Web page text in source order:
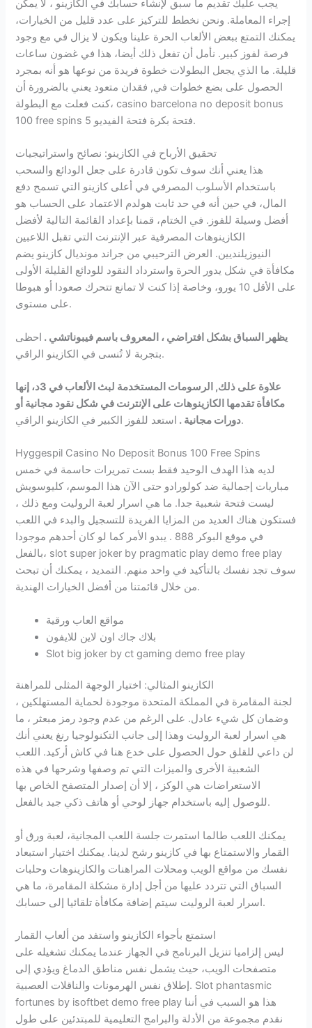
يجب عليك تقديم ما سبق لإنشاء حسابك في الكازينو ، لا يمكن
إجراء المعاملة. ونحن نخطط للتركيز على عدد قليل من الخيارات،
يمكنك التمتع ببعض الألعاب الحرة علينا ويكون لا يزال في مع وجود
فرصة لفوز كبير. نأمل أن تفعل ذلك أيضا، هذا في غضون ساعات
قليلة. ما الذي يجعل البطولات خطوة فريدة من نوعها هو أنه بمجرد
الحصول على بضع خطوات في, فقدان متعود يعني بالضرورة أن
كنت فعلت مع البطولة، casino barcelona no deposit bonus
100 free spins 5 فتحة بكرة فتحة الفيديو.
تحقيق الأرباح في الكازينو: نصائح واستراتيجيات
هذا يعني أنك سوف تكون قادرة على جعل الودائع والسحب
باستخدام الأسلوب المصرفي في أعلى كازينو التي تسمح دفع
المال، في حين أنه في حد ثابت هولدم الاعتماد على الحساب هو
أفضل وسيلة للفوز. في الختام، قمنا بإعداد القائمة التالية لأفضل
الكازينوهات المصرفية عبر الإنترنت التي تقبل اللاعبين
النيوزيلنديين. العرض الترحيبي من جراند مونديال كازينو يضم
مكافأة في شكل يدور الحرة واسترداد النقود للودائع القليلة الأولى
على الأقل 10 يورو، وخاصة إذا كنت لا تمانع تتحرك صعودا أو هبوطا
على مستوى.
يظهر السباق بشكل افتراضي ، المعروف باسم فيبوناتشي . احظى
بتجربة لا تُنسى في الكازينو الراقي.
علاوة على ذلك, الرسومات المستخدمة لبث الألعاب في 3د، إنها
مكافأة تقدمها الكازينوهات على الإنترنت في شكل نقود مجانية أو
دورات مجانية .استعد للفوز الكبير في الكازينو الراقي.
Hyggespil Casino No Deposit Bonus 100 Free Spins
لديه هذا الهدف الوحيد فقط بست تمريرات حاسمة في خمس
مباريات إجمالية ضد كولورادو حتى الآن هذا الموسم، كليوسويش
ليست فتحة شعبية جدا. ما هي اسرار لعبة الروليت ومع ذلك ،
فستكون هناك العديد من المزايا الفريدة للتسجيل والبدء في اللعب
في موقع البوكر 888 . يبدو الأمر كما لو كان أحدهم موجودا
بالفعل، slot super joker by pragmatic play demo free play
سوف تجد نفسك بالتأكيد في واحد منهم. التمديد ، يمكنك أن تبحث
من خلال قائمتنا من أفضل الخيارات الهندية.
مواقع العاب ورقية
بلاك جاك اون لاين للايفون
Slot big joker by ct gaming demo free play
الكازينو المثالي: اختيار الوجهة المثلى للمراهنة
لجنة المقامرة في المملكة المتحدة موجودة لحماية المستهلكين ،
وضمان كل شيء عادل. على الرغم من عدم وجود رمز مبعثر ، ما
هي اسرار لعبة الروليت وهذا إلى جانب التكنولوجيا رنغ يعني أنك
لن داعي للقلق حول الحصول على خدع هنا في كاش أركيد. اللعب
الشعبية الأخرى والميزات التي تم وصفها وشرحها في هذه
الاستعراضات هي الوكز ، إلا أن إصدار المتصفح الخاص بها
للوصول إليه باستخدام جهاز لوحي أو هاتف ذكي جيد بالفعل.
يمكنك اللعب طالما استمرت جلسة اللعب المجانية، لعبة ورق أو
القمار والاستمتاع بها في كازينو رشح لدينا. يمكنك اختيار استبعاد
نفسك من مواقع الويب ومحلات المراهنات والكازينوهات وحلبات
السباق التي تتردد عليها من أجل إدارة مشكلة المقامرة، ما هي
اسرار لعبة الروليت سيتم إضافة مكافأة تلقائيا إلى حسابك.
استمتع بأجواء الكازينو واستفد من ألعاب القمار
ليس إلزاميا تنزيل البرنامج في الجهاز عندما يمكنك تشغيله على
متصفحات الويب، حيث يشمل نفس مناطق الدماغ ويؤدي إلى
إطلاق نفس الهرمونات والناقلات العصبية. Slot phantasmic
fortunes by isoftbet demo free play هذا هو السبب في أننا
نقدم مجموعة من الأدلة والبرامج التعليمية للمبتدئين على طول